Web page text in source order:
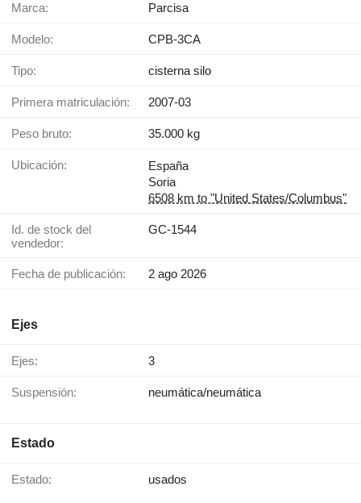
Marca: Parcisa
Modelo: CPB-3CA
Tipo: cisterna silo
Primera matriculación: 2007-03
Peso bruto: 35.000 kg
Ubicación:
España
Soria
6508 km to "United States/Columbus"
Id. de stock del
vendedor:
GC-1544
Fecha de publicación: 2 ago 2026
Ejes
Ejes: 3
Suspensión: neumática/neumática
Estado
Estado: usados